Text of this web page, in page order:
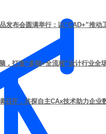
发布会圆满举行：以“CAD+”推动
，打造“多端+全流程”设计行业全
召开，共探自主CAx技术助力企业